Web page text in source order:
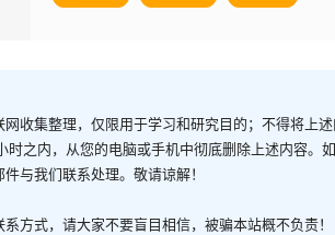
收集整理，仅限用于学习和研究目的；不得将上
之内，从您的电脑或手机中彻底删除上述内容
与我们联系处理。敬请谅解！
方式，请大家不要盲目相信，被骗本站概不负责